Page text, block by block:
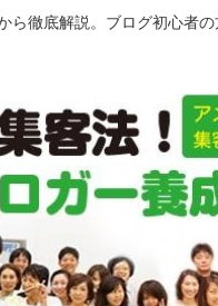
ら徹底解説。ブログ初心者